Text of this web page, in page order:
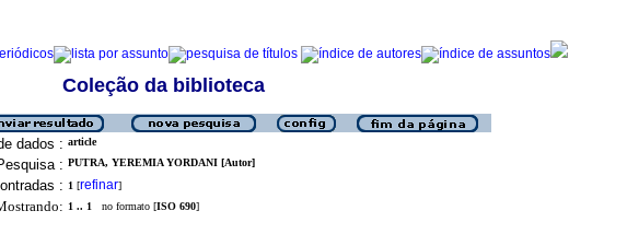
Coleção da biblioteca
dados : article
: PUTRA, YEREMIA YORDANI [Autor]
: 1 [refinar]
1 .. 1 no formato [ISO 690]